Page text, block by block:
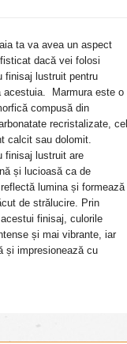
ta va avea un aspect
dacă vei folosi
finisaj lustruit pentru
acestuia. Marmura este o
compusă din
recristalizate, cel
calcit sau dolomit.
finisaj lustruit are
și lucioasă ca de
lumina și formează
de strălucire. Prin
finisaj, culorile
și mai vibrante, iar
și impresionează cu